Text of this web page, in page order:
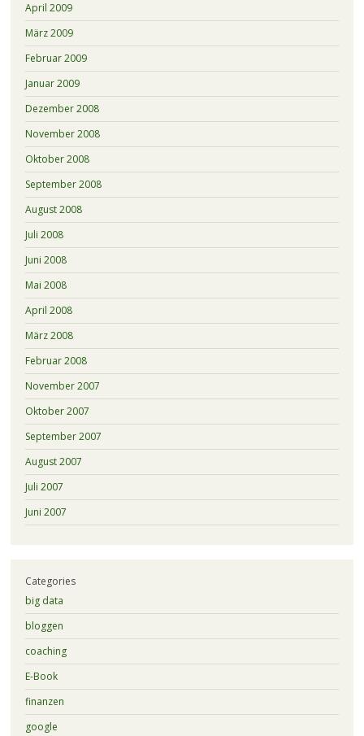
April 2009
März 2009
Februar 2009
Januar 2009
Dezember 2008
November 2008
Oktober 2008
September 2008
August 2008
Juli 2008
Juni 2008
Mai 2008
April 2008
März 2008
Februar 2008
November 2007
Oktober 2007
September 2007
August 2007
Juli 2007
Juni 2007
Categories
big data
bloggen
coaching
E-Book
finanzen
google